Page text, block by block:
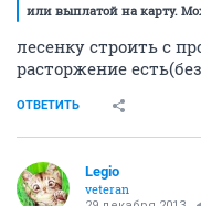
или выплатой на карту.
лесенку строить с
расторжение
ОТВЕТИТЬ
Legio
veteran